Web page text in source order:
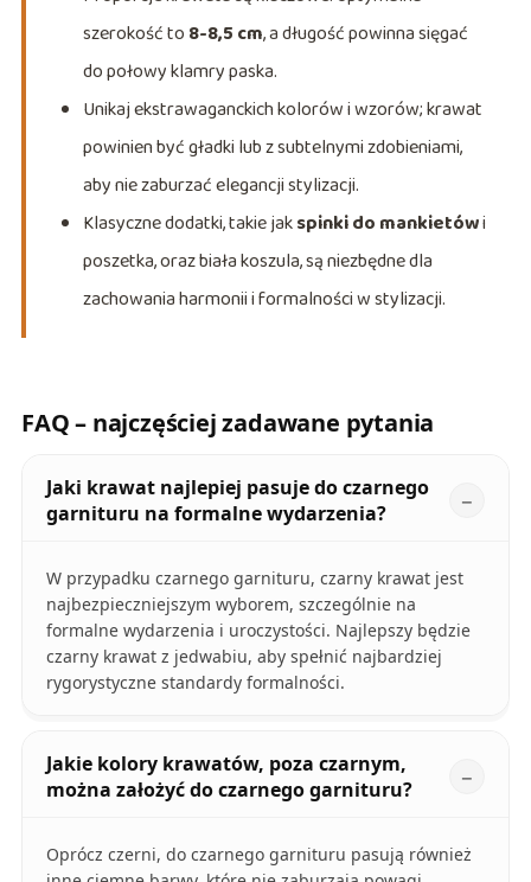
szerokość to 8-8,5 cm, a długość powinna sięgać
do połowy klamry paska.
Unikaj ekstrawaganckich kolorów i wzorów; krawat
powinien być gładki lub z subtelnymi zdobieniami,
aby nie zaburzać elegancji stylizacji.
Klasyczne dodatki, takie jakspinki do mankietówi
poszetka, oraz biała koszula, są niezbędne dla
zachowania harmonii i formalności w stylizacji.
FAQ – najczęściej zadawane pytania
Jaki krawat najlepiej pasuje do czarnego
garnituru na formalne wydarzenia?
W przypadku czarnego garnituru, czarny krawat jest
najbezpieczniejszym wyborem, szczególnie na
formalne wydarzenia i uroczystości. Najlepszy będzie
czarny krawat z jedwabiu, aby spełnić najbardziej
rygorystyczne standardy formalności.
Jakie kolory krawatów, poza czarnym,
można założyć do czarnego garnituru?
Oprócz czerni, do czarnego garnituru pasują również